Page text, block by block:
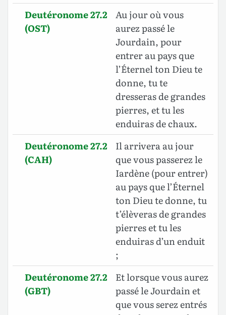
Deutéronome 27.2
(OST)
Au jour où vous
aurez passé le
Jourdain, pour
entrer au pays que
l’Éternel ton Dieu te
donne, tu te
dresseras de grandes
pierres, et tu les
enduiras de chaux.
Deutéronome 27.2
(CAH)
Il arrivera au jour
que vous passerez le
Iardène (pour entrer)
au pays que l’Éternel
ton Dieu te donne, tu
t’élèveras de grandes
pierres et tu les
enduiras d’un enduit
;
Deutéronome 27.2
(GBT)
Et lorsque vous aurez
passé le Jourdain et
que vous serez entrés